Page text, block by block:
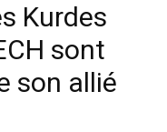
Kurdes
sont
son allié